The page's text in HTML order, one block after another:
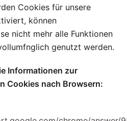
Cookies für unsere
können
nicht mehr alle Funktionen
genutzt werden.
Informationen zur
Cookies nach Browsern: